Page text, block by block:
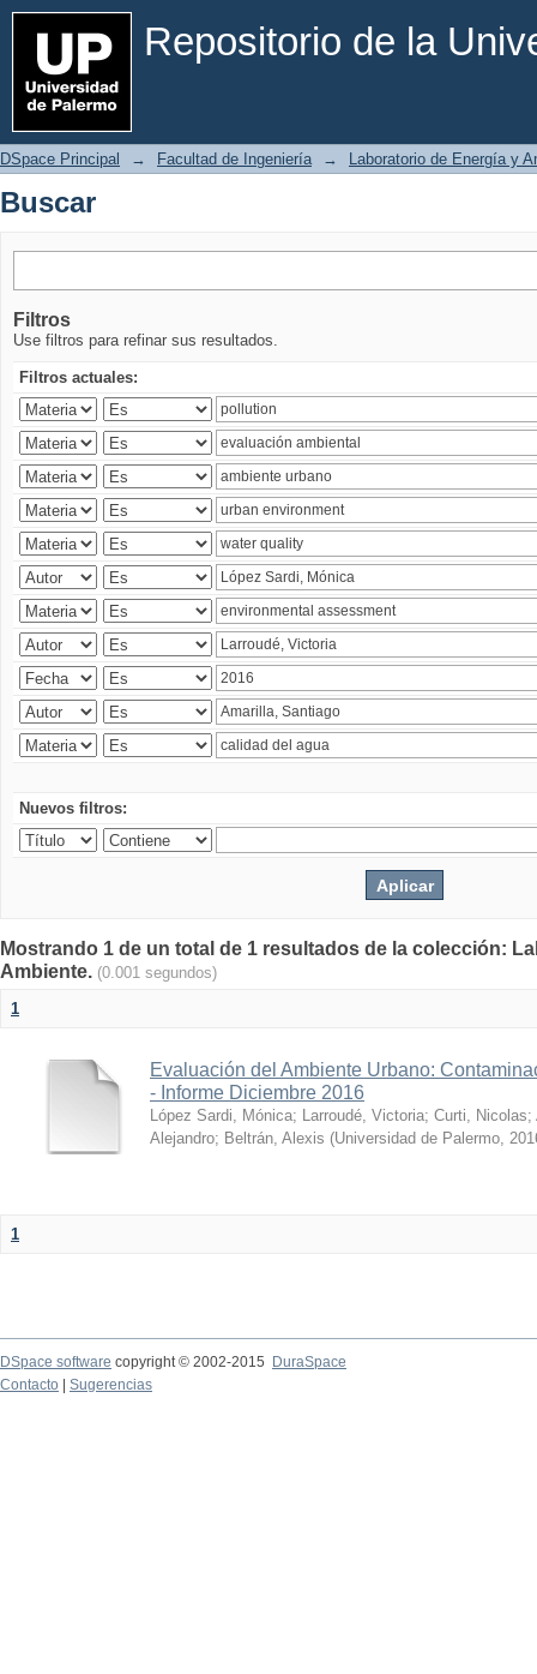
Repositorio de la
Buscar
DSpace Principal → Facultad de Ingeniería → Laboratorio de Energía y
Buscar
Filtros
Use filtros para refinar sus resultados.
Filtros actuales:
Nuevos filtros:
Mostrando 1 de un total de 1 resultados de la colección:
Ambiente. (0.001 segundos)
1
Evaluación del Ambiente Urbano:
- Informe Diciembre 2016
López Sardi, Mónica; Larroudé, Victoria; Curti, Nicolas;
Alejandro; Beltrán, Alexis (Universidad de Palermo,
1
DSpace software copyright © 2002-2015
DuraSpace
Contacto
Sugerencias